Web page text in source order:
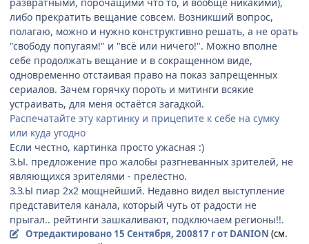
развратными, порочащими что то, и вообще никакими),
либо прекратить вещание совсем. Возникший вопрос,
полагаю, можно и нужно конструктивно решать, а не орать
"свободу попугаям!" и "всё или ничего!". Можно вполне
себе продолжать вещание и в сокращенном виде,
одновременно отстаивая право на показ запрещенных
сериалов. Зачем горячку пороть и митинги всякие
устраивать, для меня остаётся загадкой.
Распечатайте эту картинку и прицепите к себе на сумку
или куда угодно
Если честно, картинка просто ужасная :)
З.Ы. предложение про жалобы разгневанных зрителей, не
являющихся зрителями - прелестно.
З.З.Ы пиар 2х2 мощнейший. Недавно видел выступление
представителя канала, который чуть от радости не
прыгал.. рейтинги зашкаливают, подключаем регионы!!.
Отредактировано 15 Сентября, 200817 гот DANION (см.